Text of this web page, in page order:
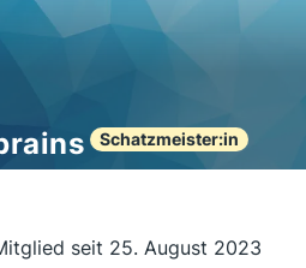
Schatzmeister:in
seit 25. August 2023